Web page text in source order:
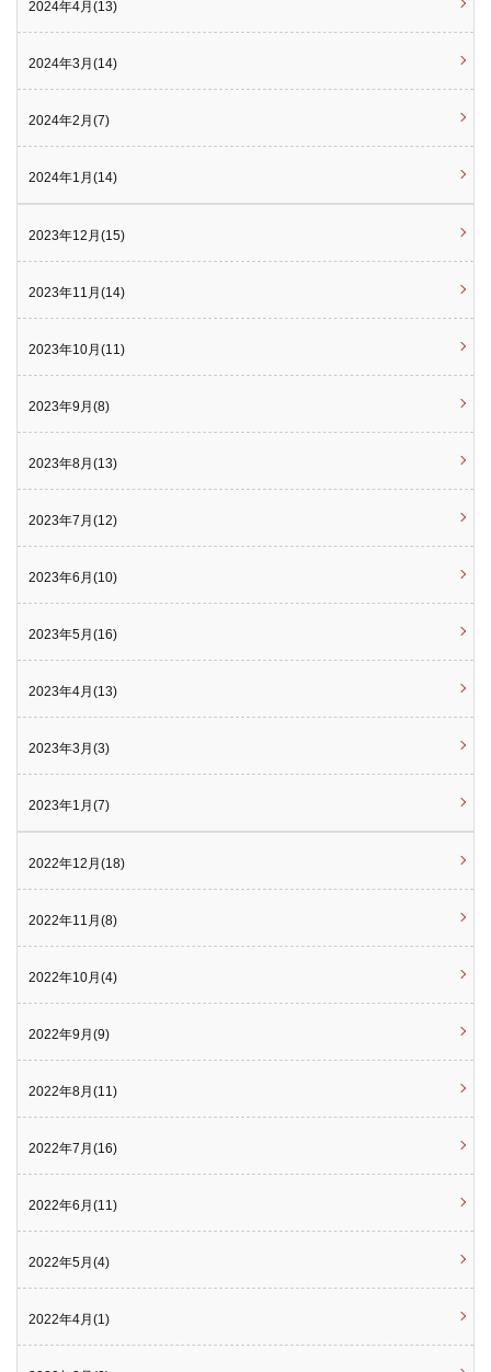
2024年4月(13)
2024年3月(14)
2024年2月(7)
2024年1月(14)
2023年12月(15)
2023年11月(14)
2023年10月(11)
2023年9月(8)
2023年8月(13)
2023年7月(12)
2023年6月(10)
2023年5月(16)
2023年4月(13)
2023年3月(3)
2023年1月(7)
2022年12月(18)
2022年11月(8)
2022年10月(4)
2022年9月(9)
2022年8月(11)
2022年7月(16)
2022年6月(11)
2022年5月(4)
2022年4月(1)